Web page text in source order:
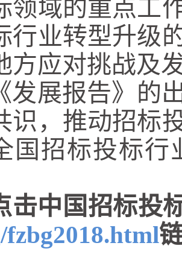
领域的重点工
行业转型升级
方应对挑战及
《发展报告》的
识，推动招标
国招标投标行
击中国招标投
fzbg2018.html